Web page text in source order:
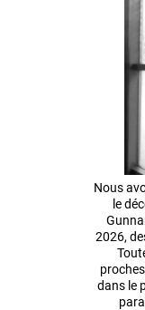
Nous
le
2026,
dans le